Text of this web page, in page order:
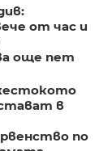
от час и
още пет
в
по